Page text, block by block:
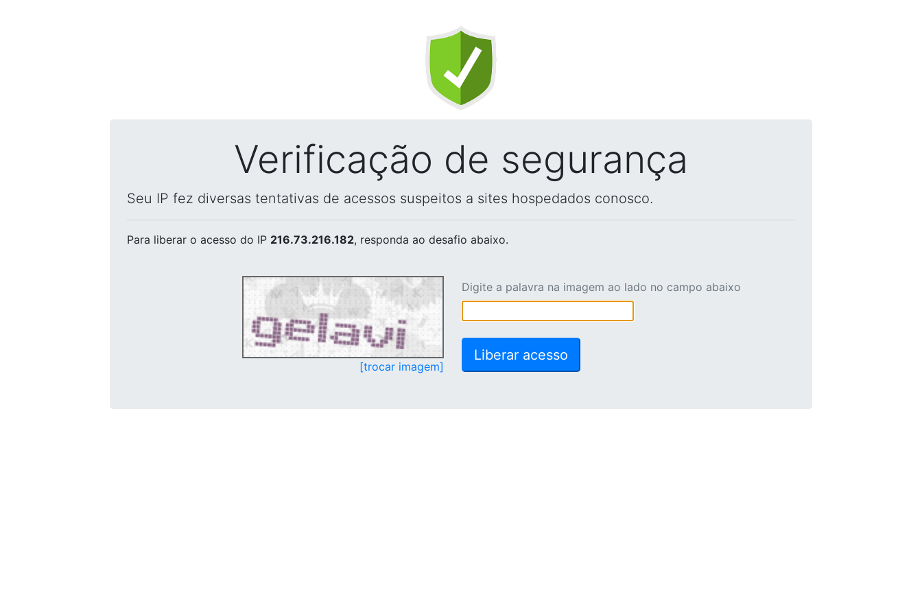
Verificação de segurança
Seu IP fez diversas tentativas de acessos suspeitos a sites hospedados conosco.
Para liberar o acesso do IP 216.73.216.182, responda ao desafio abaixo.
[trocar imagem]
Digite a palavra na imagem ao lado no campo abaixo